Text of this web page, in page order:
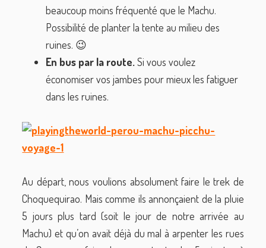
beaucoup moins fréquenté que le Machu.
Possibilité de planter la tente au milieu des
ruines. 😉
En bus par la route.Si vous voulez
économiser vos jambes pour mieux les fatiguer
dans les ruines.
Au départ, nous voulions absolument faire le trek de
Choquequirao. Mais comme ils annonçaient de la pluie
5 jours plus tard (soit le jour de notre arrivée au
Machu) et qu’on avait déjà du mal à arpenter les rues